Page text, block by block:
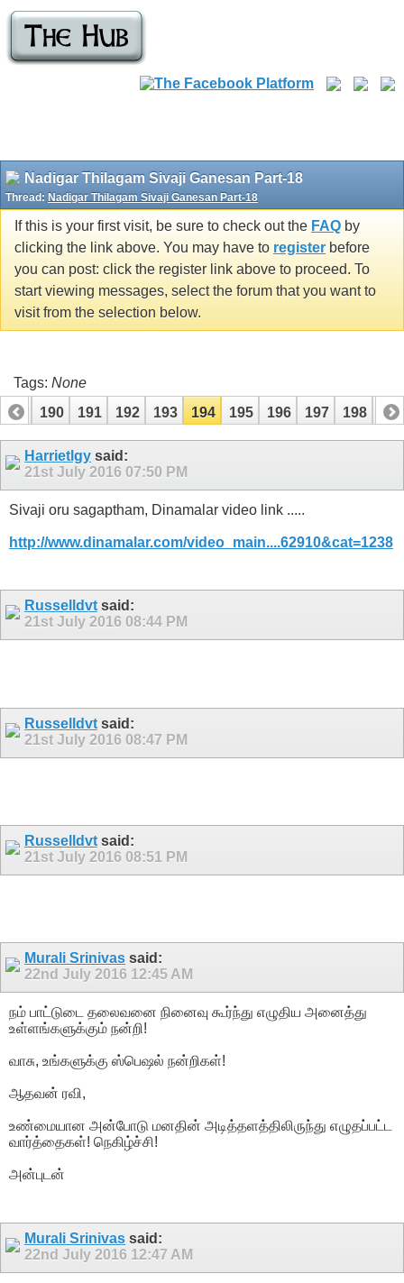
Nadigar Thilagam Sivaji Ganesan Part-18
Thread: Nadigar Thilagam Sivaji Ganesan Part-18
If this is your first visit, be sure to check out the FAQ by
clicking the link above. You may have to register before
you can post: click the register link above to proceed. To
start viewing messages, select the forum that you want to
visit from the selection below.
Tags: None
189
190 191 192 193 194 195 196 197 198 199
209 210
Harrietlgy said:
21st July 2016 07:50 PM
Sivaji oru sagaptham, Dinamalar video link .....
http://www.dinamalar.com/video_main....62910&cat=1238
Russelldvt said:
21st July 2016 08:44 PM
Russelldvt said:
21st July 2016 08:47 PM
Russelldvt said:
21st July 2016 08:51 PM
Murali Srinivas said:
22nd July 2016 12:45 AM
நம் பாட்டுடை தலைவனை நினைவு கூர்ந்து எழுதிய அனைத்து
உள்ளங்களுக்கும் நன்றி!
வாசு, உங்களுக்கு ஸ்பெஷல் நன்றிகள்!
ஆதவன் ரவி,
உண்மையான அன்போடு மனதின் அடித்தளத்திலிருந்து எழுதப்பட்ட
வார்த்தைகள்! நெகிழ்ச்சி!
அன்புடன்
Murali Srinivas said:
22nd July 2016 12:47 AM